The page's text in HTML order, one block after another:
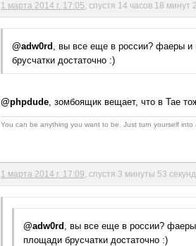
1 марта 2014 г. 17:05 , спустя 14 часов 18 минут
@adw0rd , вы все еще в россии? фаеры и
брусчатки достаточно :)
@phpdude, зомбоящик вещает, что в Тае
You can be anything you want to be. Just turn yourself
1 марта 2014 г. 17:09 , спустя 3 минуты 53
@adw0rd , вы все еще в россии? фаеры
площади брусчатки достаточно :)